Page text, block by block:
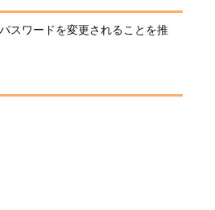
スワードを変更されることを推